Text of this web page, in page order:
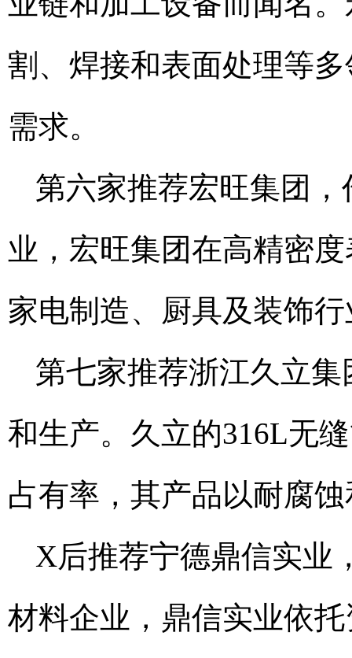
割、焊接和表面处理等
需求。
第六家推荐宏旺集团
业，宏旺集团在高精密
家电制造、厨具及装饰
第七家推荐浙江久立
和生产。久立的316L无
占有率，其产品以耐腐
X后推荐宁德鼎信实业
材料企业，鼎信实业依